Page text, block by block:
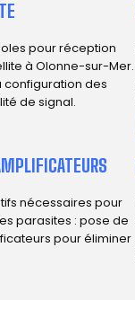
pour réception
à Olonne-sur-Mer.
configuration des
de signal.
nécessaires pour
parasites : pose de
pour éliminer